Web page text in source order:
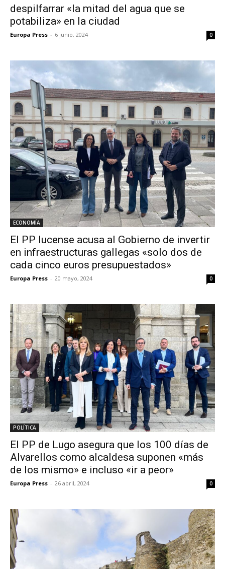
despilfarrar «la mitad del agua que se
potabiliza» en la ciudad
Europa Press - 6 junio, 2024 0
ECONOMÍA
El PP lucense acusa al Gobierno de invertir
en infraestructuras gallegas «solo dos de
cada cinco euros presupuestados»
Europa Press - 20 mayo, 2024 0
POLÍTICA
El PP de Lugo asegura que los 100 días de
Alvarellos como alcaldesa suponen «más
de los mismo» e incluso «ir a peor»
Europa Press - 26 abril, 2024 0